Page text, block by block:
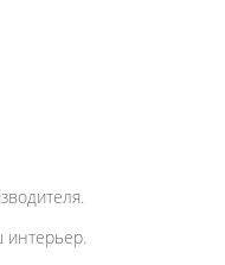
интерьер.